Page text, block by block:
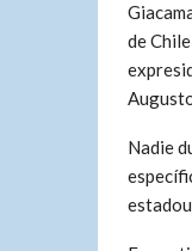
de
Nadie